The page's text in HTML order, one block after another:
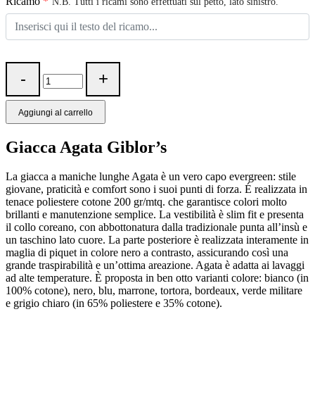
Aggiungi al carrello
Giacca Agata Giblor’s
La giacca a maniche lunghe Agata è un vero capo evergreen: stile
giovane, praticità e comfort sono i suoi punti di forza. É realizzata in
tenace poliestere cotone 200 gr/mtq. che garantisce colori molto
brillanti e manutenzione semplice. La vestibilità è slim fit e presenta
il collo coreano, con abbottonatura dalla tradizionale punta all’insù e
un taschino lato cuore. La parte posteriore è realizzata interamente in
maglia di piquet in colore nero a contrasto, assicurando così una
grande traspirabilità e un’ottima areazione. Agata è adatta ai lavaggi
ad alte temperature. È proposta in ben otto varianti colore: bianco (in
100% cotone), nero, blu, marrone, tortora, bordeaux, verde militare
e grigio chiaro (in 65% poliestere e 35% cotone).